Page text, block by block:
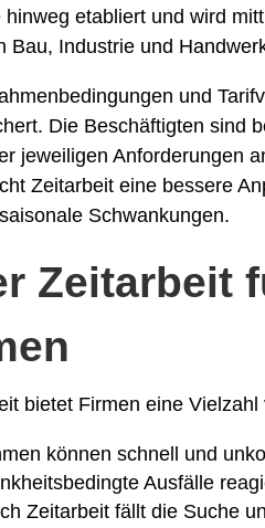
etabliert und wird
Bau, Industrie und
und
Die Beschäftigten sind
jeweiligen Anforderungen
Zeitarbeit eine bessere
Schwankungen.
Zeitarbeit
bietet Firmen eine Vielzahl
können schnell und
Ausfälle
Zeitarbeit fällt die Suche